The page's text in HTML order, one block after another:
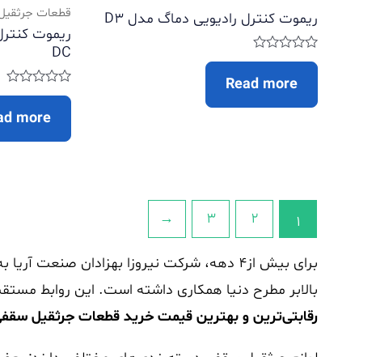
ریموت کنترل رادیویی دماگ مدل D3
Rated
0
5
Read more
قطعات
DC
Rated
0
5
more
1
2
3
←
برای بیش از۴ دهه، شرکت نیروزا بهزادان صنعت آریا به عنوان طراح و سازنده پیشرو انواع
بالابر مطرح دنیا همکاری داشته است. این روابط
رقابتی‌ترین و بهترین قیمت خرید قطعات جرثقیل